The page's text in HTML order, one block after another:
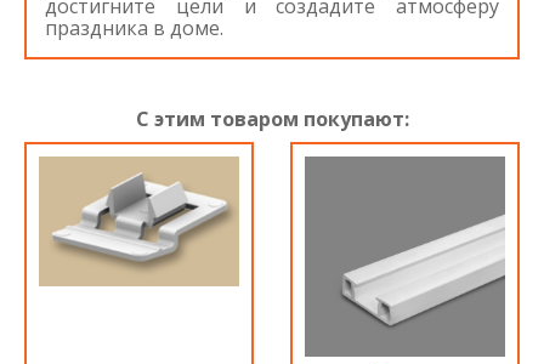
достигните цели и создадите атмосферу
праздника в доме.
С этим товаром покупают: